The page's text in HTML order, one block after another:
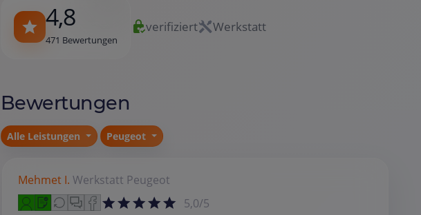
4,8
471 Bewertungen
verifiziert Werkstatt
Bewertungen
Alle Leistungen Peugeot
Mehmet I. Werkstatt Peugeot
5,0/5